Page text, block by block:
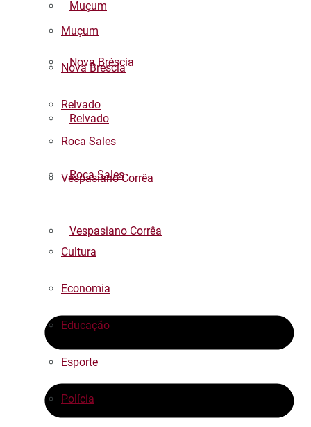
Muçum
Nova Bréscia
Relvado
Roca Sales
Vespasiano Corrêa
Muçum
Nova Bréscia
Relvado
Roca Sales
Vespasiano Corrêa
Cultura
Economia
Educação
Esporte
Polícia